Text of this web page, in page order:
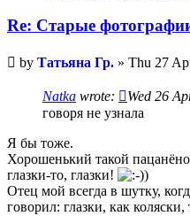
Re: Старые
Unread
post
by Татьяна Гр. » Thu 27
Natka wrote: Wed 26
говоря не узнала
Я бы тоже.
Хорошенький такой
глазки-то, глазки!
Отец мой всегда в шутку,
говорил: глазки, как коляски,